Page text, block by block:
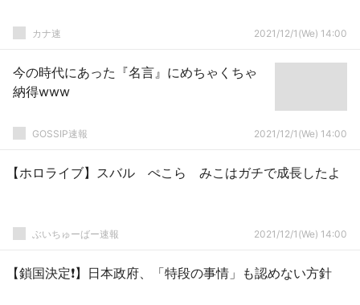
カナ速 2021/12/1(We) 14:00
今の時代にあった『名言』にめちゃくちゃ
納得www
GOSSIP速報 2021/12/1(We) 14:00
【ホロライブ】スバル ぺこら みこはガチで成長したよ
ぶいちゅーばー速報 2021/12/1(We) 14:00
【鎖国決定❗】日本政府、「特段の事情」も認めない方針